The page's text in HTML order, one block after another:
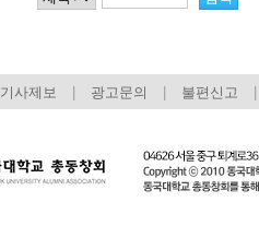
기사제보 광고문의 불편신고